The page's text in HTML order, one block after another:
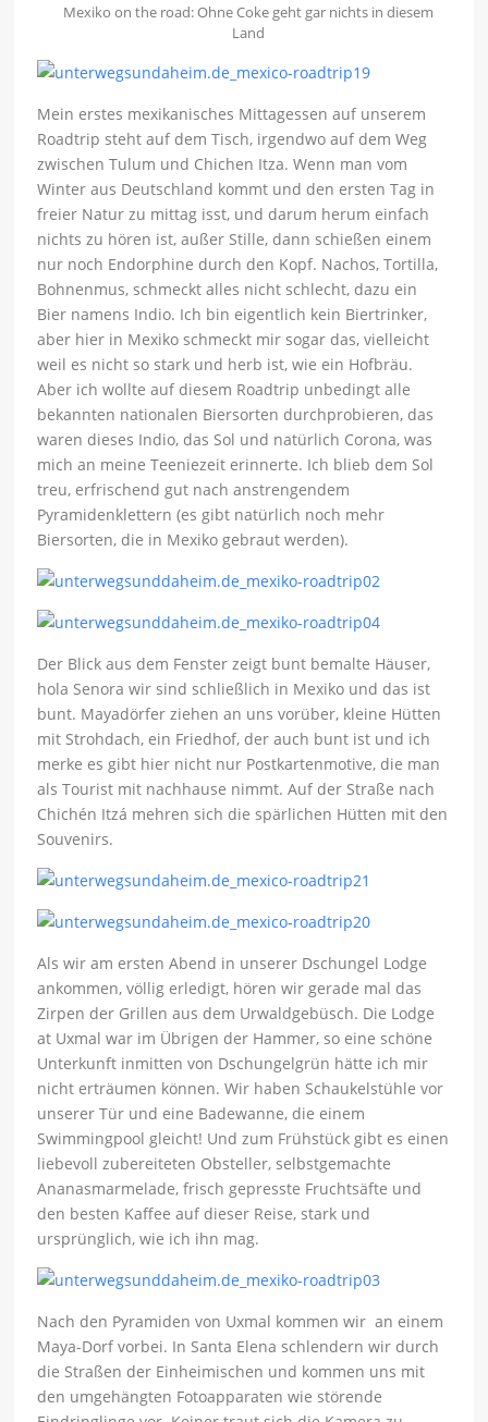
Mexiko on the road: Ohne Coke geht gar nichts in diesem
Land
Mein erstes mexikanisches Mittagessen auf unserem
Roadtrip steht auf dem Tisch, irgendwo auf dem Weg
zwischen Tulum und Chichen Itza. Wenn man vom
Winter aus Deutschland kommt und den ersten Tag in
freier Natur zu mittag isst, und darum herum einfach
nichts zu hören ist, außer Stille, dann schießen einem
nur noch Endorphine durch den Kopf. Nachos, Tortilla,
Bohnenmus, schmeckt alles nicht schlecht, dazu ein
Bier namens Indio. Ich bin eigentlich kein Biertrinker,
aber hier in Mexiko schmeckt mir sogar das, vielleicht
weil es nicht so stark und herb ist, wie ein Hofbräu.
Aber ich wollte auf diesem Roadtrip unbedingt alle
bekannten nationalen Biersorten durchprobieren, das
waren dieses Indio, das Sol und natürlich Corona, was
mich an meine Teeniezeit erinnerte. Ich blieb dem Sol
treu, erfrischend gut nach anstrengendem
Pyramidenklettern (es gibt natürlich noch mehr
Biersorten, die in Mexiko gebraut werden).
Der Blick aus dem Fenster zeigt bunt bemalte Häuser,
hola Senora wir sind schließlich in Mexiko und das ist
bunt. Mayadörfer ziehen an uns vorüber, kleine Hütten
mit Strohdach, ein Friedhof, der auch bunt ist und ich
merke es gibt hier nicht nur Postkartenmotive, die man
als Tourist mit nachhause nimmt. Auf der Straße nach
Chichén Itzá mehren sich die spärlichen Hütten mit den
Souvenirs.
Als wir am ersten Abend in unserer Dschungel Lodge
ankommen, völlig erledigt, hören wir gerade mal das
Zirpen der Grillen aus dem Urwaldgebüsch. Die Lodge
at Uxmal war im Übrigen der Hammer, so eine schöne
Unterkunft inmitten von Dschungelgrün hätte ich mir
nicht erträumen können. Wir haben Schaukelstühle vor
unserer Tür und eine Badewanne, die einem
Swimmingpool gleicht! Und zum Frühstück gibt es einen
liebevoll zubereiteten Obsteller, selbstgemachte
Ananasmarmelade, frisch gepresste Fruchtsäfte und
den besten Kaffee auf dieser Reise, stark und
ursprünglich, wie ich ihn mag.
Nach den Pyramiden von Uxmal kommen wir an einem
Maya-Dorf vorbei. In Santa Elena schlendern wir durch
die Straßen der Einheimischen und kommen uns mit
den umgehängten Fotoapparaten wie störende